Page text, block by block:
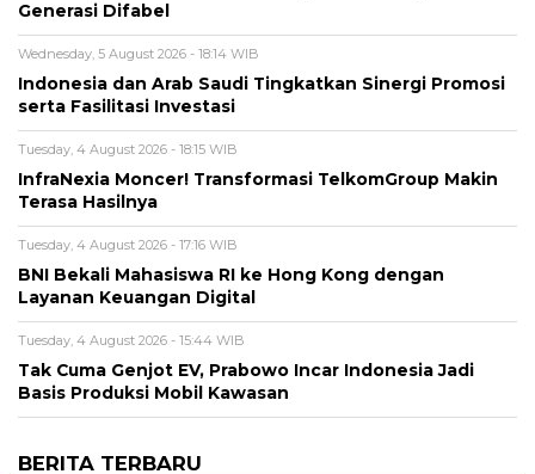
Generasi Difabel
Wednesday, 5 August 2026 - 18:14 WIB
Indonesia dan Arab Saudi Tingkatkan Sinergi Promosi
serta Fasilitasi Investasi
Tuesday, 4 August 2026 - 18:15 WIB
InfraNexia Moncer! Transformasi TelkomGroup Makin
Terasa Hasilnya
Tuesday, 4 August 2026 - 17:16 WIB
BNI Bekali Mahasiswa RI ke Hong Kong dengan
Layanan Keuangan Digital
Tuesday, 4 August 2026 - 15:44 WIB
Tak Cuma Genjot EV, Prabowo Incar Indonesia Jadi
Basis Produksi Mobil Kawasan
BERITA TERBARU